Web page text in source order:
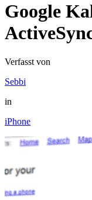
Google
Verfasst von
Sebbi
in
iPhone